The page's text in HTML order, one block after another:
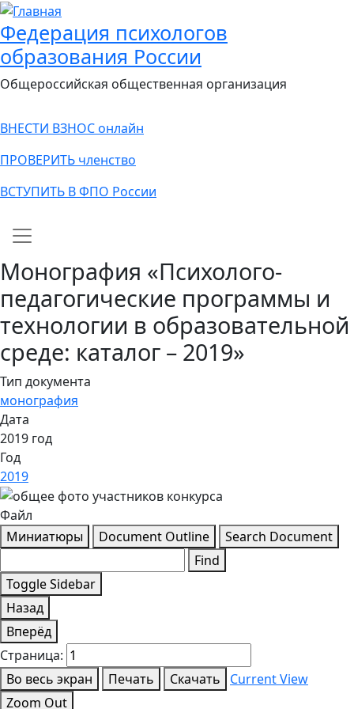
Федерация психологов
образования России
Общероссийская общественная организация
ВНЕСТИ ВЗНОС онлайн
ПРОВЕРИТЬ членство
ВСТУПИТЬ В ФПО России
Main navigation
Монография «Психолого-
педагогические программы и
технологии в образовательной
среде: каталог – 2019»
Тип документа
монография
Дата
2019 год
Год
2019
Файл
Миниатюры
Document Outline
Search Document
Find
Toggle Sidebar
Назад
Вперёд
Страница:
Во весь экран
Печать Скачать
Current View
Zoom Out